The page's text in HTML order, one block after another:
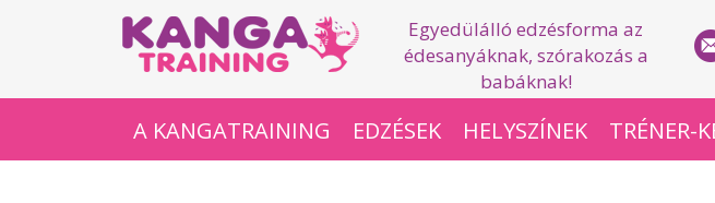
Egyedülálló edzésforma az
édesanyáknak, szórakozás a
babáknak!
A KANGATRAINING EDZÉSEK HELYSZÍNEK TRÉNER-